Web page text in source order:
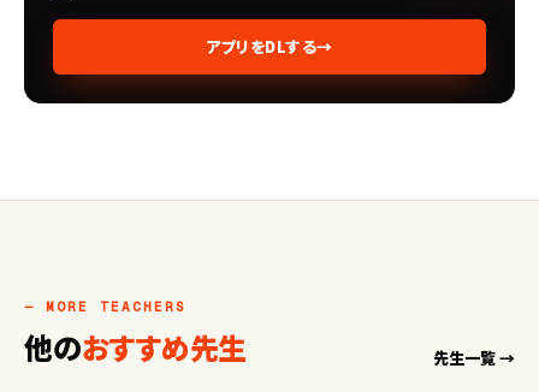
アプリをDLする→
— MORE TEACHERS
他のおすすめ先生 先生一覧 →